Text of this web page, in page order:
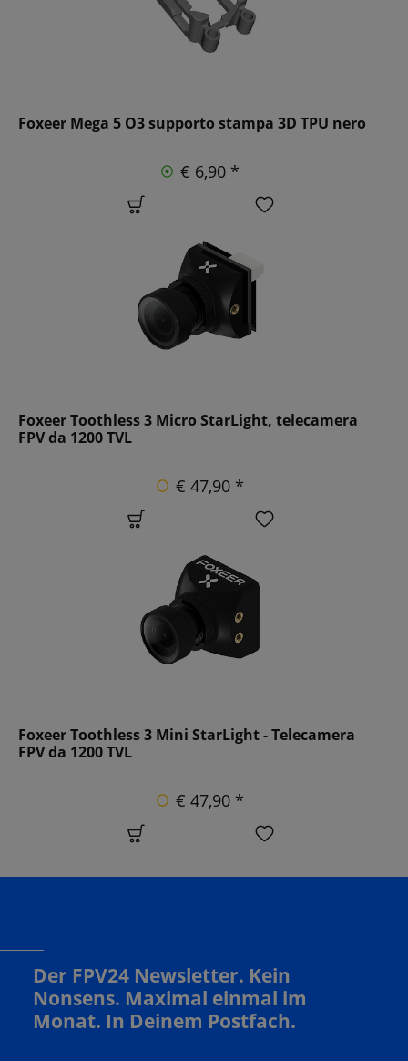
Foxeer Mega 5 O3 supporto stampa 3D TPU nero
€ 6,90 *
Foxeer Toothless 3 Micro StarLight, telecamera
FPV da 1200 TVL
€ 47,90 *
Foxeer Toothless 3 Mini StarLight - Telecamera
FPV da 1200 TVL
€ 47,90 *
Der FPV24 Newsletter. Kein
Nonsens. Maximal einmal im
Monat. In Deinem Postfach.